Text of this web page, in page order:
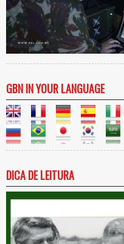
GBN IN YOUR LANGUAGE
DICA DE LEITURA